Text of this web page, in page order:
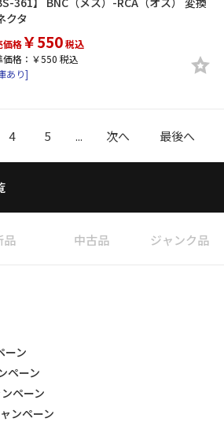
クタ
価格￥550税込
価格：￥550 税込
あり]
4 5 ... 次へ 最後へ
品 中古品 ジャンク品
ーン
ペーン
ペーン
ンペーン